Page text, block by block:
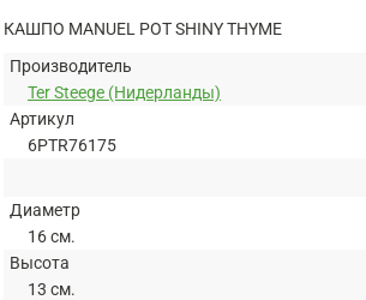
КАШПО MANUEL POT SHINY THYME
Производитель
Ter Steege (Нидерланды)
Артикул
6PTR76175
Диаметр
16 см.
Высота
13 см.